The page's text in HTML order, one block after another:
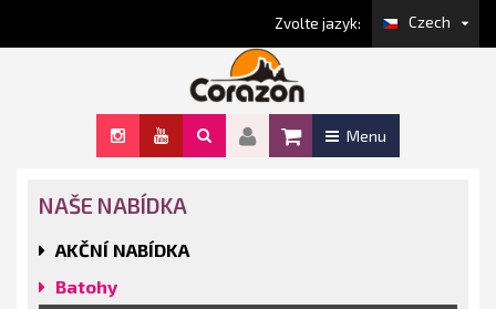
Zvolte jazyk: Czech
Menu
NAŠE NABÍDKA
AKČNÍ NABÍDKA
Batohy